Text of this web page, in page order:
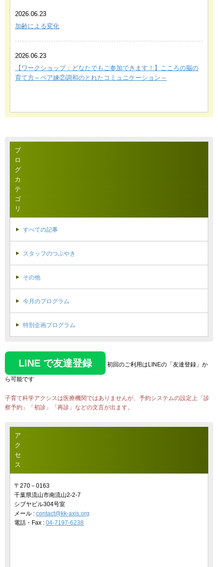
2026.06.23
加齢による変化
2026.06.23
【ワークショップ：どなたでもご参加できます！】こころの脳の
育て方～ペア練②調和のとれたコミュニケーション～
ブ
ロ
グ
カ
テ
ゴ
リ
すべての記事
スタッフのつぶやき
その他
今月のプログラム
特別企画プログラム
LINE で友達登録 初回のご利用はLINEの「友達登録」か
ら可能です
子育て科学アクシスは医療機関ではありませんが、予約システムの設定上「診
察予約」「初診」「再診」などの文言が出ます。
ア
ク
セ
ス
〒270－0163
千葉県流山市南流山2-2-7
シブヤビル304号室
メール : contact@kk-axis.org
電話・Fax : 04-7197-6238